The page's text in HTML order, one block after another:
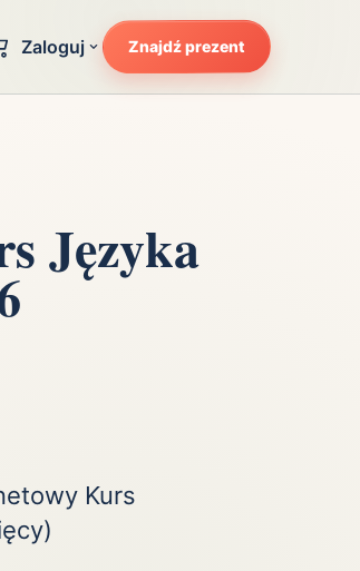
i błysk reflektorów
Zaloguj Znajdź prezent
Języka
Kurs